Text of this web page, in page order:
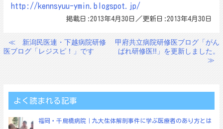
http://kennsyuu-ymin.blogspot.jp/
掲載日:2013年4月30日／更新日:2013年4月30日
投≪
新潟民医連・下越病院研修
医ブログ「レジスピ！」です
甲府共立病院研修医ブログ「がん
ばれ研修医!!」を更新しました。
≫
よく読まれる記事
福岡・千鳥橋病院｜九大生体解剖事件に学ぶ医療者のあり方とは